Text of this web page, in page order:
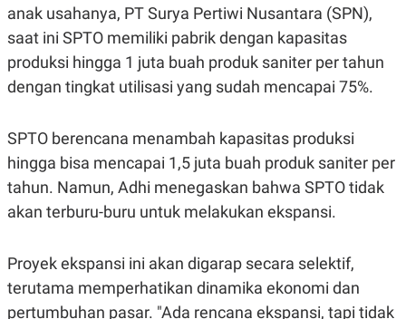
anak usahanya, PT Surya Pertiwi Nusantara (SPN),
saat ini SPTO memiliki pabrik dengan kapasitas
produksi hingga 1 juta buah produk saniter per tahun
dengan tingkat utilisasi yang sudah mencapai 75%.
SPTO berencana menambah kapasitas produksi
hingga bisa mencapai 1,5 juta buah produk saniter per
tahun. Namun, Adhi menegaskan bahwa SPTO tidak
akan terburu-buru untuk melakukan ekspansi.
Proyek ekspansi ini akan digarap secara selektif,
terutama memperhatikan dinamika ekonomi dan
pertumbuhan pasar. "Ada rencana ekspansi, tapi tidak